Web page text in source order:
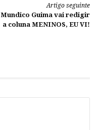
Artigo seguinte
Mundico Guima vai redigir
a coluna MENINOS, EU VI!